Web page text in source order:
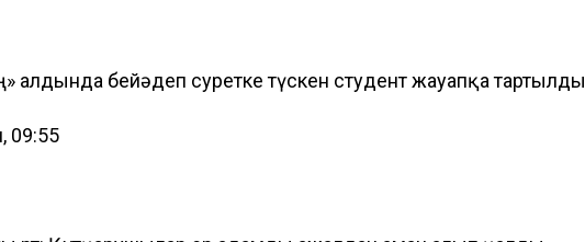
алдында бейәдеп суретке түскен студент жауапқа тартылды
09:55